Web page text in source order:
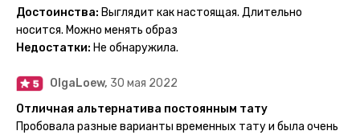
Заказала и не пожалела. Супер. Выглядит как настоящая.
Посмотрю как булет ы носке. Обязательно закажу ещё.
Достоинства: Выглядит как настоящая. Длительно
носится. Можно менять образ
Недостатки: Не обнаружила.
OlgaLoew, 30 мая 2022
Отличная альтернатива постоянным тату
Пробовала разные варианты временных тату и была очень